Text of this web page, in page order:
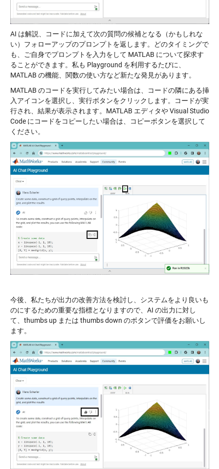
AI は解説、コードに加えて次の質問の候補となる（かもしれな
い）フォローアップのプロンプトを返します。どのタイミングで
も、ご自身でプロンプトを入力をして MATLAB について探求す
ることができます。私も Playground を利用するたびに、
MATLAB の機能、関数の使い方など新たな発見があります。
MATLAB のコードを実行してみたい場合は、コードの隣にある挿
入アイコンを選択し、実行ボタンをクリックします。コードが実
行され、結果が表示されます。MATLAB エディタや Visual Studio
Code にコードをコピーしたい場合は、コピーボタンを選択して
ください。
今後、私たちが出力の改善方法を検討し、システムをより良いも
のにするための重要な指標となりますので、AI の出力に対し
て、thumbs up または thumbs down のボタンで評価をお願いし
ます。